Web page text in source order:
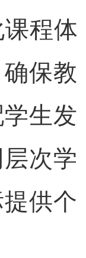
课程体
保教
生发
次学
供个